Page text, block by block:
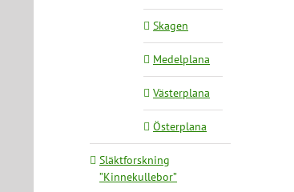
Skagen
Medelplana
Västerplana
Österplana
Släktforskning
”Kinnekullebor”